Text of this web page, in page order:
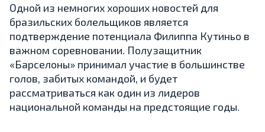
Одной из немногих хороших новостей для
бразильских болельщиков является
подтверждение потенциала Филиппа Кутиньо в
важном соревновании. Полузащитник
«Барселоны» принимал участие в большинстве
голов, забитых командой, и будет
рассматриваться как один из лидеров
национальной команды на предстоящие годы.